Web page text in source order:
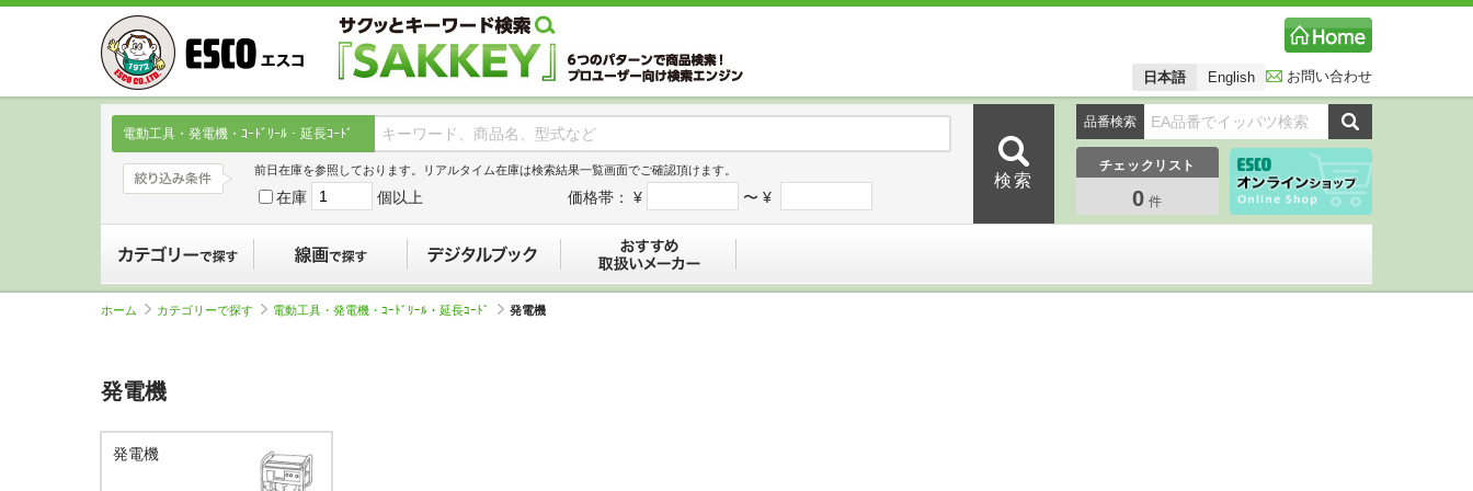
日本語 English お問い合わせ
電動工具・発電機・ｺｰﾄﾞﾘｰﾙ・延長ｺｰﾄﾞ
前日在庫を参照しております。リアルタイム在庫は検索結果一覧画面でご確認頂けます。
在庫 個以上 価格帯： ¥ 〜 ¥
品番検索
チェックリスト
0 件
ホーム カテゴリーで探す 電動工具・発電機・ｺｰﾄﾞﾘｰﾙ・延長ｺｰﾄﾞ 発電機
発電機
発電機